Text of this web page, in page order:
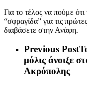
Για το τέλος να πούμε
“σφραγίδα” για τις
διαβάσετε στην Ανάφη.
Previous Post
μόλις άνοιξε
Ακρόπολης